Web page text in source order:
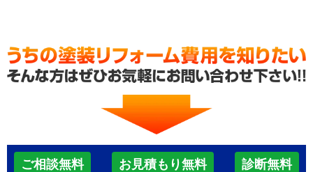
ご相談無料 お見積もり無料
診断無料